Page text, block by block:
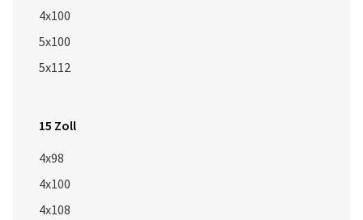
4x100
5x100
5x112
15 Zoll
4x98
4x100
4x108